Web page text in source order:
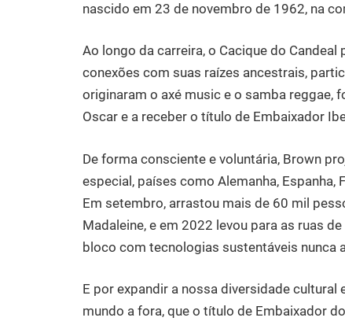
nascido em 23 de novembro de 1962, na
Ao longo da carreira, o Cacique do
conexões com suas raízes ancestrais,
originaram o axé music e o samba reggae,
Oscar e a receber o título de Embaixador
De forma consciente e voluntária, Brown
especial, países como Alemanha, Espanha,
Em setembro, arrastou mais de 60 mil
Madaleine, e em 2022 levou para as ruas
bloco com tecnologias sustentáveis nunca
E por expandir a nossa diversidade
mundo a fora, que o título de Embaixador